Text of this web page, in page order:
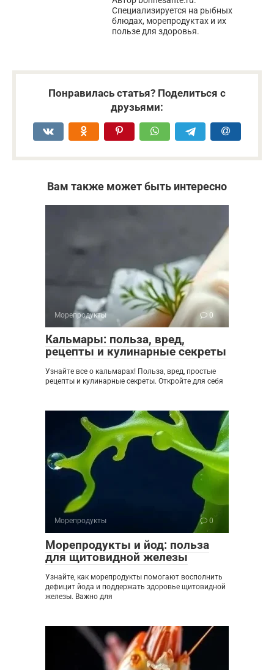
Специализируется на рыбных
блюдах, морепродуктах и их
пользе для здоровья.
Понравилась статья? Поделиться с
друзьями:
Вам также может быть интересно
Морепродукты 0
Кальмары: польза, вред,
рецепты и кулинарные секреты
Узнайте все о кальмарах! Польза, вред, простые
рецепты и кулинарные секреты. Откройте для себя
Морепродукты 0
Морепродукты и йод: польза
для щитовидной железы
Узнайте, как морепродукты помогают восполнить
дефицит йода и поддержать здоровье щитовидной
железы. Важно для